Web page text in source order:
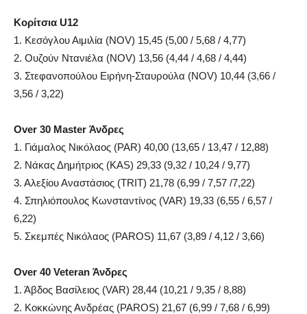
Κορίτσια U12
1. Κεσόγλου Αιμιλία (NOV) 15,45 (5,00 / 5,68 / 4,77)
2. Ουζούν Ντανιέλα (NOV) 13,56 (4,44 / 4,68 / 4,44)
3. Στεφανοπούλου Ειρήνη-Σταυρούλα (NOV) 10,44 (3,66 /
3,56 / 3,22)
Over 30 Master Άνδρες
1. Γιάμαλος Νικόλαος (PAR) 40,00 (13,65 / 13,47 / 12,88)
2. Νάκας Δημήτριος (KAS) 29,33 (9,32 / 10,24 / 9,77)
3. Αλεξίου Αναστάσιος (TRIT) 21,78 (6,99 / 7,57 /7,22)
4. Σπηλιόπουλος Κωνσταντίνος (VAR) 19,33 (6,55 / 6,57 /
6,22)
5. Σκεμπές Νικόλαος (PAROS) 11,67 (3,89 / 4,12 / 3,66)
Over 40 Veteran Άνδρες
1. Άβδος Βασίλειος (VAR) 28,44 (10,21 / 9,35 / 8,88)
2. Κοκκώνης Ανδρέας (PAROS) 21,67 (6,99 / 7,68 / 6,99)